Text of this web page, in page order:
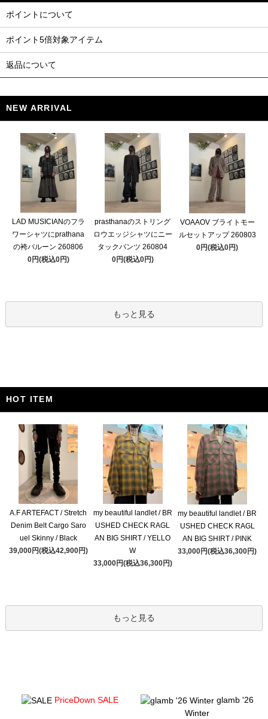
ポイントについて
ポイント5倍対象アイテム
返品について
NEW ARRIVAL
LAD MUSICIANのフラ
ワーシャツにprathana
の袴バルーン 260806
0円(税込0円)
prasthanaのストリング
ロウエッジシャツにニー
タックパンツ 260804
0円(税込0円)
VOAAOV ブライトモー
ルセットアップ 260803
0円(税込0円)
もっと見る
HOT ITEM
A.F ARTEFACT / Stretch
Denim Belt Cargo Saro
uel Skinny / Black
39,000円(税込42,900円)
my beautiful landlet / BR
USHED CHECK RAGL
AN BIG SHIRT / YELLO
W
33,000円(税込36,300円)
my beautiful landlet / BR
USHED CHECK RAGL
AN BIG SHIRT / PINK
33,000円(税込36,300円)
もっと見る
PriceDown SALE
glamb '26
Winter